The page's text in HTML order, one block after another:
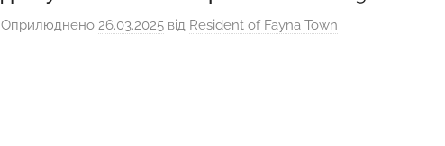
Оприлюднено 26.03.2025 від Resident of Fayna Town